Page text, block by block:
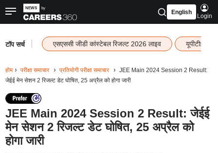
English
Login
टॉप सर्च एसएससी जीडी कांस्टेबल रिजल्ट 2026 लाइव यूपीटीईटी
होम परीक्षा समाचार प्रतियोगी परीक्षा समाचार
JEE Main 2024 Session 2 Result:
जेईई मेन सेशन 2 रिजल्ट डेट घोषित, 25 अप्रैल को होगा जारी
JEE Main 2024 Session 2 Result: जेईई
मेन सेशन 2 रिजल्ट डेट घोषित, 25 अप्रैल को
होगा जारी